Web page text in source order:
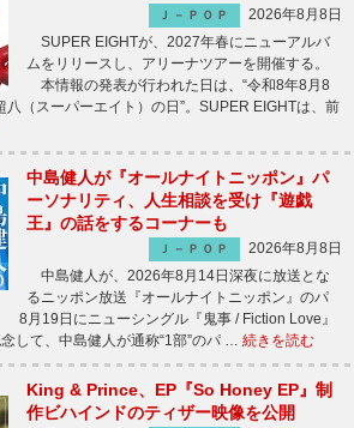
Ｊ－ＰＯＰ
2026年8月8日
SUPER EIGHTが、2027年春にニューアルバ
ムをリリースし、アリーナツアーを開催する。
本情報の発表が行われた日は、“令和8年8月8
八（スーパーエイト）の日”。SUPER EIGHTは、前
中島健人が『オールナイトニッポン』パ
ーソナリティ、人生相談を受け『遊戯
王』の話をするコーナーも
Ｊ－ＰＯＰ
2026年8月8日
中島健人が、2026年8月14日深夜に放送とな
るニッポン放送『オールナイトニッポン』のパ
8月19日にニューシングル『鬼事 / Fiction Love』
して、中島健人が通称“1部”のパ … 続きを読む
King & Prince、EP『So Honey EP』制
作ビハインドのティザー映像を公開